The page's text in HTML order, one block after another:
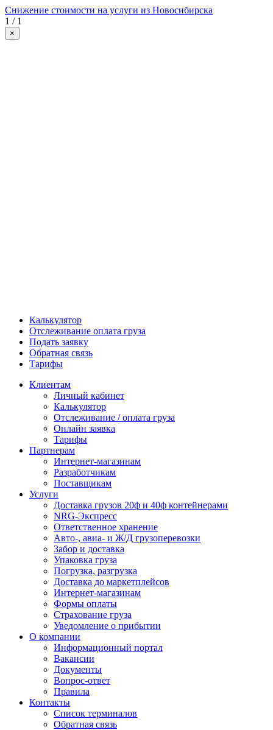
Снижение стоимости на услуги из Новосибирска
1 / 1
×
Калькулятор
Отслеживание оплата груза
Подать заявку
Обратная связь
Тарифы
Клиентам
Личный кабинет
Калькулятор
Отслеживание / оплата груза
Онлайн заявка
Тарифы
Партнерам
Интернет-магазинам
Разработчикам
Поставщикам
Услуги
Доставка грузов 20ф и 40ф контейнерами
NRG-Экспресс
Ответственное хранение
Авто-, авиа- и Ж/Д грузоперевозки
Забор и доставка
Упаковка груза
Погрузка, разгрузка
Доставка до маркетплейсов
Интернет-магазинам
Формы оплаты
Страхование груза
Уведомление о прибытии
О компании
Информационный портал
Вакансии
Документы
Вопрос-ответ
Правила
Контакты
Список терминалов
Обратная связь